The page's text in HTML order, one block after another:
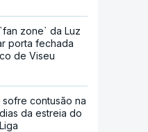
zone` da Luz
porta fechada
de Viseu
contusão na
da estreia do